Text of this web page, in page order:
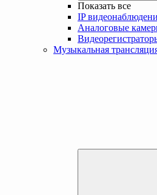
Показать все
IP
Аналоговые
Музыкальная